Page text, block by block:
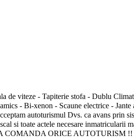
- Tapiterie stofa - Dublu
- Bi-xenon - Scaune electrice -
autoturismul Dvs. ca avans prin
si toate actele necesare inmatricularii
COMANDA ORICE AUTOTURISM